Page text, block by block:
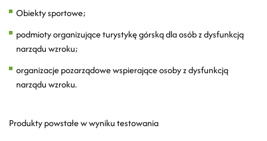
Obiekty sportowe;
podmioty organizujące turystykę górską dla osób z dysfunkcją
narządu wzroku;
organizacje pozarządowe wspierające osoby z dysfunkcją
narządu wzroku.
Produkty powstałe w wyniku testowania